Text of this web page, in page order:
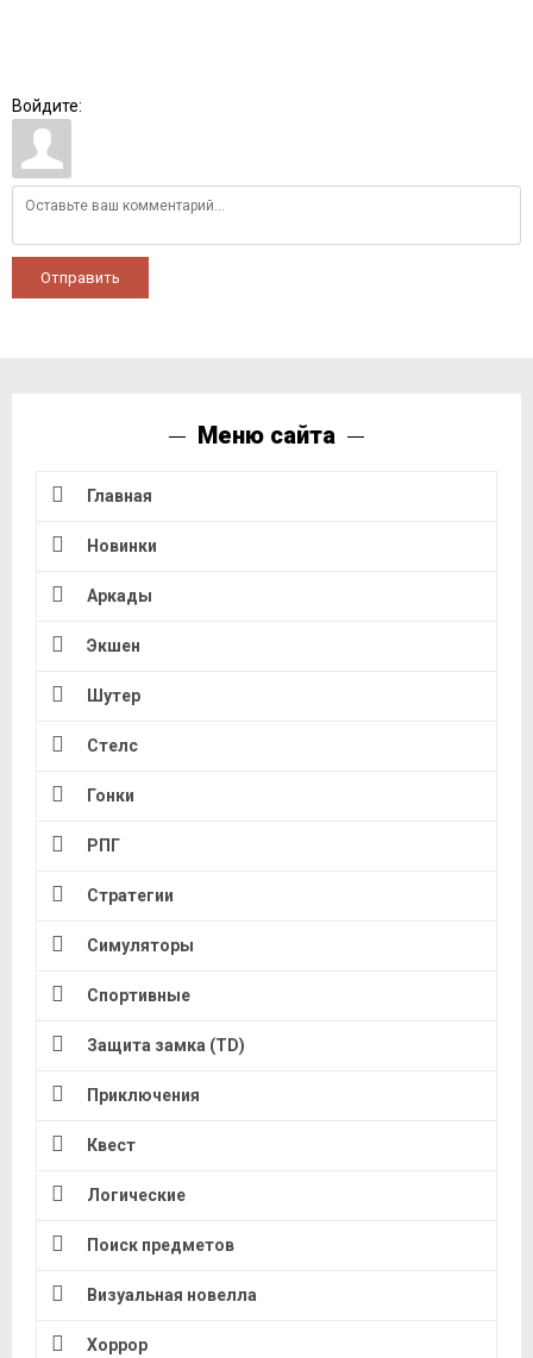
Войдите:
Отправить
Меню сайта
Главная
Новинки
Аркады
Экшен
Шутер
Стелс
Гонки
РПГ
Стратегии
Симуляторы
Спортивные
Защита замка (TD)
Приключения
Квест
Логические
Поиск предметов
Визуальная новелла
Хоррор